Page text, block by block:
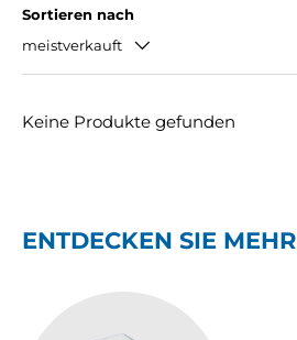
Sortieren nach
meistverkauft
Keine Produkte gefunden
ENTDECKEN SIE MEHR